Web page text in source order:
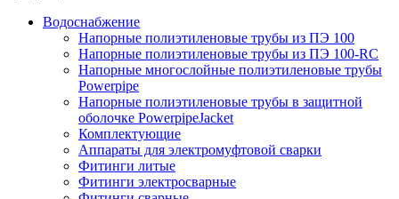
Водоснабжение
Напорные полиэтиленовые трубы из ПЭ 100
Напорные полиэтиленовые трубы из ПЭ 100-RC
Напорные многослойные полиэтиленовые трубы
Powerpipe
Напорные полиэтиленовые трубы в защитной
оболочке PowerpipeJacket
Комплектующие
Аппараты для электромуфтовой сварки
Фитинги литые
Фитинги электросварные